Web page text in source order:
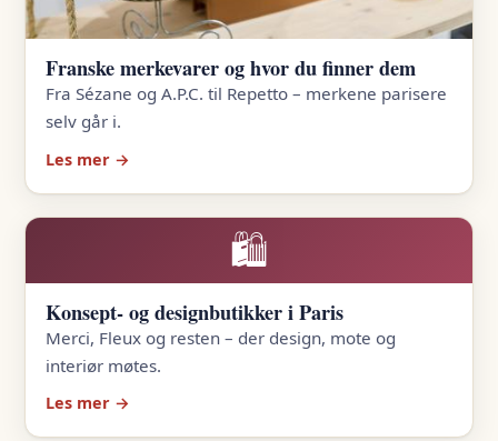
Franske merkevarer og hvor du finner dem
Fra Sézane og A.P.C. til Repetto – merkene parisere
selv går i.
Les mer →
🛍️
Konsept- og designbutikker i Paris
Merci, Fleux og resten – der design, mote og
interiør møtes.
Les mer →